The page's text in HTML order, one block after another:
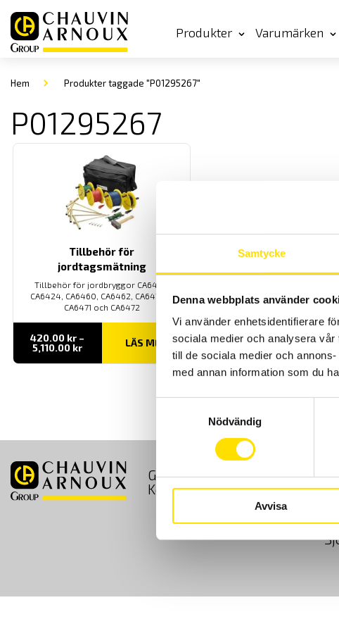
Samtycke
Denna webbplats använder
Vi använder enhetsidentifierare
sociala medier och analysera
till de sociala medier och
med annan information som du
Nödvändig
Avvisa
Produkter Varumärken
Hem Produkter taggade "P01295267"
P01295267
Tillbehör för
jordtagsmätning
Tillbehör för jordbryggor CA6422,
CA6424, CA6460, CA6462, CA6470N,
CA6471 och CA6472
420.00 kr –
5,110.00 krPrisintervall:
till
LÄS MER
GDPR Köpvillkor
Kontakt
CA